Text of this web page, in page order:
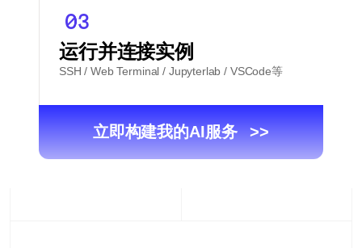
运行并连接实例
SSH / Web Terminal / Jupyterlab / VSCode等
立即构建我的AI服务 >>